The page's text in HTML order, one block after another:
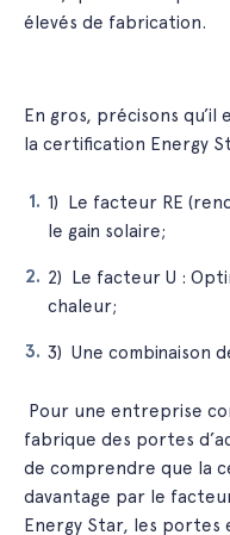
élevés de fabrication.
En gros, précisons
la certification Energy
1) Le facteur RE
le gain solaire;
2) Le facteur U :
chaleur;
3) Une combinaison
Pour une entreprise
fabrique des portes
de comprendre que la
davantage par le
Energy Star, les portes